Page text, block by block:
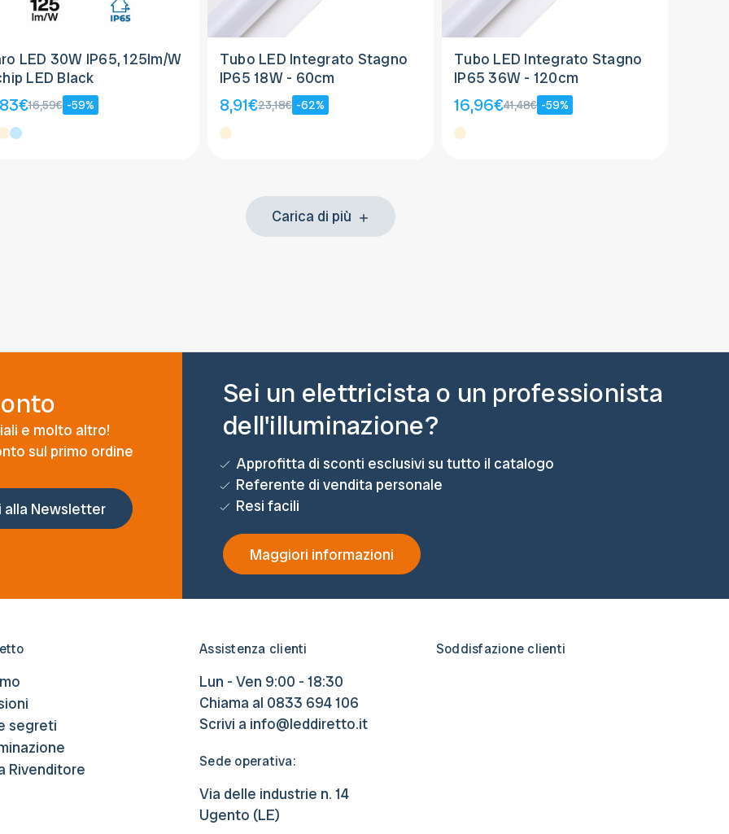
LED 30W IP65, 125lm/W
LED Black
16,59€ -59%
Tubo LED Integrato Stagno
IP65 18W - 60cm
8,91€23,18€ -62%
Tubo LED Integrato Stagno
IP65 36W - 120cm
16,96€41,48€ -59%
Carica di più
e molto altro!
sul primo ordine
Sei un elettricista o un professionista
dell'illuminazione?
Approfitta di sconti esclusivi su tutto il catalogo
Referente di vendita personale
Resi facili
Maggiori informazioni
segreti
Rivenditore
Assistenza clienti
Lun - Ven 9:00 - 18:30
Chiama al 0833 694 106
Scrivi a info@leddiretto.it
Sede operativa:
Via delle industrie n. 14
Ugento (LE)
Soddisfazione clienti